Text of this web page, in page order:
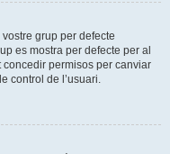
grup per defecte
es mostra per defecte per al
concedir permisos per canviar
control de l’usuari.